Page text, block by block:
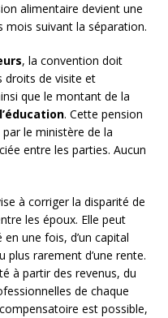
alimentaire devient une
mois suivant la séparation.
, la convention doit
droits de visite et
que le montant de la
. Cette pension
le ministère de la
entre les parties. Aucun
à corriger la disparité de
les époux. Elle peut
une fois, d’un capital
plus rarement d’une rente.
à partir des revenus, du
de chaque
est possible,